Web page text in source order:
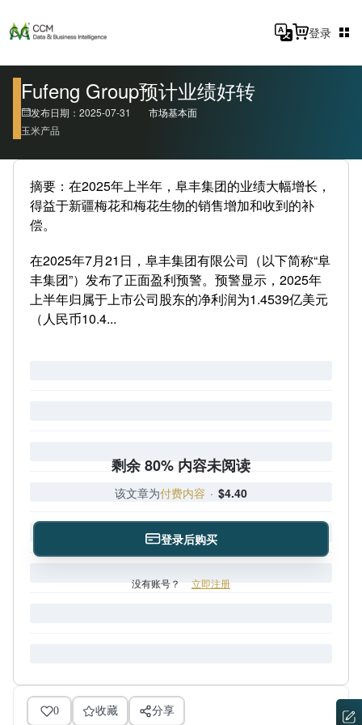
登录
Fufeng Group预计业绩好转
发布日期：2025-07-31
市场基本面
玉米产品
摘要：在2025年上半年，阜丰集团的业绩大幅增长，
得益于新疆梅花和梅花生物的销售增加和收到的补
偿。
在2025年7月21日，阜丰集团有限公司（以下简称“阜
丰集团”）发布了正面盈利预警。预警显示，2025年
上半年归属于上市公司股东的净利润为1.4539亿美元
（人民币10.4...
剩余 80% 内容未阅读
该文章为付费内容 · $4.40
登录后购买
没有账号？ 立即注册
0 收藏 分享